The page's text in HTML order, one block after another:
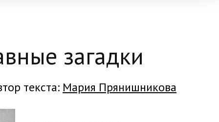
загадки
текста: Мария Прянишникова